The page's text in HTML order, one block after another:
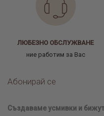
ЛЮБЕЗНО ОБСЛУЖВАНЕ
ние работим за Вас
Абонирай се
Създаваме усмивки и